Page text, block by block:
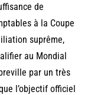
de
à la Coupe
suprême,
au Mondial
par un très
l’objectif officiel